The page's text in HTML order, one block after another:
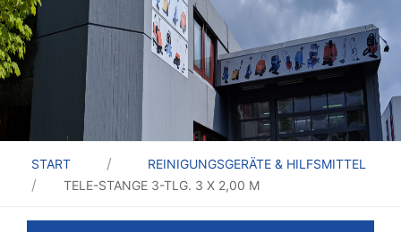
START
REINIGUNGSGERÄTE & HILFSMITTEL
TELE-STANGE 3-TLG. 3 X 2,00 M